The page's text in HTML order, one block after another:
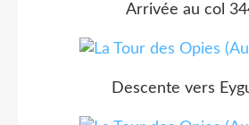
Arrivée au col
Descente vers